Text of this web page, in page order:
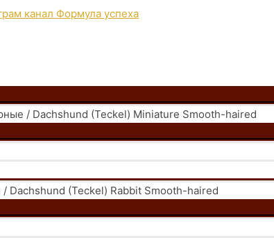
/ Dachshund (Teckel) Miniature Smooth-haired
Dachshund (Teckel) Rabbit Smooth-haired